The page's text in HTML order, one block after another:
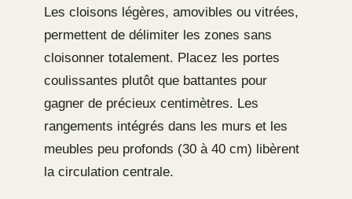
Les cloisons légères, amovibles ou vitrées,
permettent de délimiter les zones sans
cloisonner totalement. Placez les portes
coulissantes plutôt que battantes pour
gagner de précieux centimètres. Les
rangements intégrés dans les murs et les
meubles peu profonds (30 à 40 cm) libèrent
la circulation centrale.